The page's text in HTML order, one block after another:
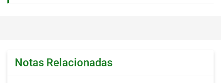
Notas Relacionadas